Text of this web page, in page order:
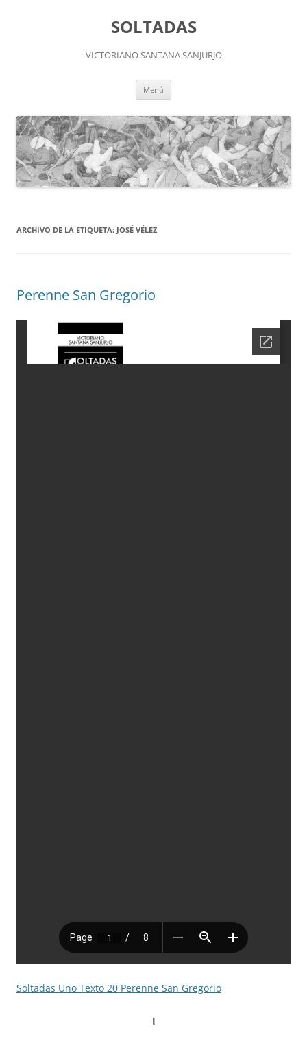
SOLTADAS
VICTORIANO SANTANA SANJURJO
Menú
ARCHIVO DE LA ETIQUETA: JOSÉ VÉLEZ
Perenne San Gregorio
Soltadas Uno Texto 20 Perenne San Gregorio
I